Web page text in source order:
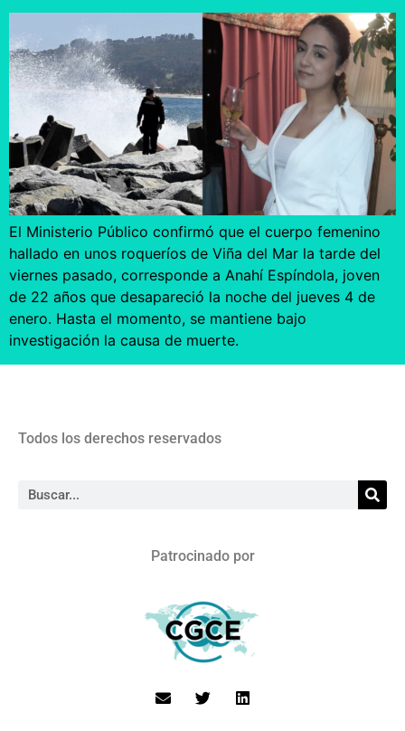
El Ministerio Público confirmó que el cuerpo femenino
hallado en unos roqueríos de Viña del Mar la tarde del
viernes pasado, corresponde a Anahí Espíndola, joven
de 22 años que desapareció la noche del jueves 4 de
enero. Hasta el momento, se mantiene bajo
investigación la causa de muerte.
Todos los derechos reservados
Patrocinado por